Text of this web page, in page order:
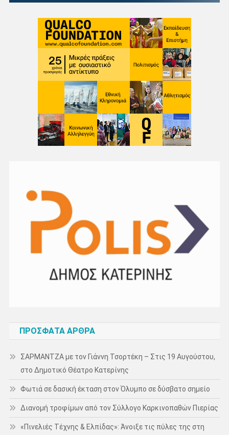
ΠΡΌΣΦΑΤΑ ΆΡΘΡΑ
ΣΑΡΜΑΝΤΖΑ με τον Γιάννη Τσορτέκη – Στις 19 Αυγούστου,
στο Δημοτικό Θέατρο Κατερίνης
Φωτιά σε δασική έκταση στον Όλυμπο σε δύσβατο σημείο
Διανομή τροφίμων από τον Σύλλογο Καρκινοπαθών Πιερίας
«Πινελιές Τέχνης & Ελπίδας»: Άνοιξε τις πύλες της στη